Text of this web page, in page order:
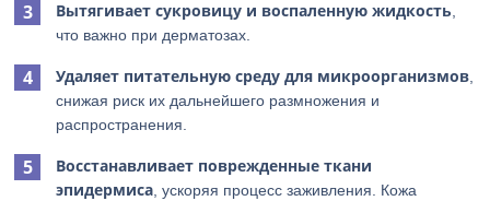
Вытягивает сукровицу и воспаленную жидкость
что важно при дерматозах.
Удаляет питательную среду для микроорганизмов
снижая риск их дальнейшего размножения и
распространения.
Восстанавливает поврежденные ткани
эпидермиса , ускоряя процесс заживления. Кожа